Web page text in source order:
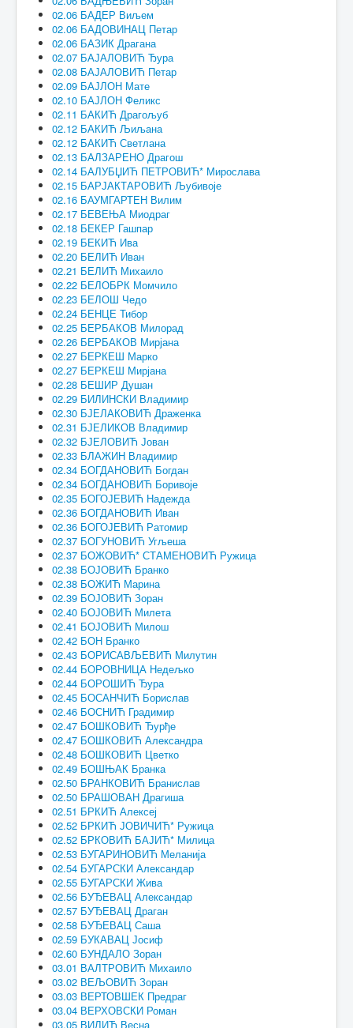
02.06 БАДЕР Виљем
02.06 БАДОВИНАЦ Петар
02.06 БАЗИК Драгана
02.07 БАЈАЛОВИЋ Ђура
02.08 БАЈАЛОВИЋ Петар
02.09 БАЈЛОН Мате
02.10 БАЈЛОН Феликс
02.11 БАКИЋ Драгољуб
02.12 БАКИЋ Љиљана
02.12 БАКИЋ Светлана
02.13 БАЛЗАРЕНО Драгош
02.14 БАЛУБЏИЋ ПЕТРОВИЋ* Мирослава
02.15 БАРЈАКТАРОВИЋ Љубивоје
02.16 БАУМГАРТЕН Вилим
02.17 БЕВЕЊА Миодраг
02.18 БЕКЕР Гашпар
02.19 БЕКИЋ Ива
02.20 БЕЛИЋ Иван
02.21 БЕЛИЋ Михаило
02.22 БЕЛОБРК Момчило
02.23 БЕЛОШ Чедо
02.24 БЕНЦЕ Тибор
02.25 БЕРБАКОВ Милорад
02.26 БЕРБАКОВ Мирјана
02.27 БЕРКЕШ Марко
02.27 БЕРКЕШ Мирјана
02.28 БЕШИР Душан
02.29 БИЛИНСКИ Владимир
02.30 БЈЕЛАКОВИЋ Драженка
02.31 БЈЕЛИКОВ Владимир
02.32 БЈЕЛОВИЋ Јован
02.33 БЛАЖИН Владимир
02.34 БОГДАНОВИЋ Богдан
02.34 БОГДАНОВИЋ Боривоје
02.35 БОГОЈЕВИЋ Надежда
02.36 БОГДАНОВИЋ Иван
02.36 БОГОЈЕВИЋ Ратомир
02.37 БОГУНОВИЋ Угљеша
02.37 БОЖОВИЋ* СТАМЕНОВИЋ Ружица
02.38 БОЈОВИЋ Бранко
02.38 БОЖИЋ Марина
02.39 БОЈОВИЋ Зоран
02.40 БОЈОВИЋ Милета
02.41 БОЈОВИЋ Милош
02.42 БОН Бранко
02.43 БОРИСАВЉЕВИЋ Милутин
02.44 БОРОВНИЦА Недељко
02.44 БОРОШИЋ Ђура
02.45 БОСАНЧИЋ Борислав
02.46 БОСНИЋ Градимир
02.47 БОШКОВИЋ Ђурђе
02.47 БОШКОВИЋ Александра
02.48 БОШКОВИЋ Цветко
02.49 БОШЊАК Бранка
02.50 БРАНКОВИЋ Бранислав
02.50 БРАШОВАН Драгиша
02.51 БРКИЋ Алексеј
02.52 БРКИЋ ЈОВИЧИЋ* Ружица
02.52 БРКОВИЋ БАЈИЋ* Милица
02.53 БУГАРИНОВИЋ Меланија
02.54 БУГАРСКИ Александар
02.55 БУГАРСКИ Жива
02.56 БУЂЕВАЦ Александар
02.57 БУЂЕВАЦ Драган
02.58 БУЂЕВАЦ Саша
02.59 БУКАВАЦ Јосиф
02.60 БУНДАЛО Зоран
03.01 ВАЛТРОВИЋ Михаило
03.02 ВЕЉОВИЋ Зоран
03.03 ВЕРТОВШЕК Предраг
03.04 ВЕРХОВСКИ Роман
03.05 ВИЛИЋ Весна